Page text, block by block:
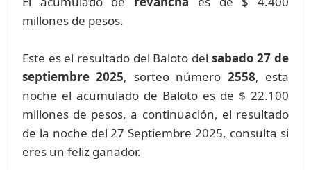
millones de pesos.
Este es el resultado del Baloto del sabado 27 de
septiembre 2025, sorteo número 2558, esta
noche el acumulado de Baloto es de $ 22.100
millones de pesos, a continuación, el resultado
de la noche del 27 Septiembre 2025, consulta si
eres un feliz ganador.